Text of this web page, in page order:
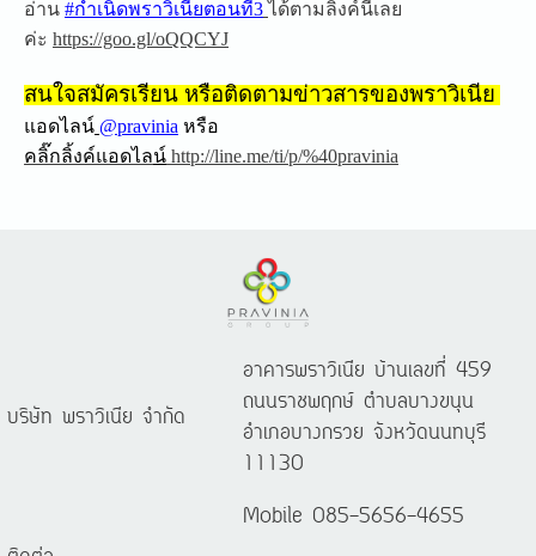
อ่าน #กำเนิดพราวิเนียตอนที่3 ได้ตามลิ้งค์นี้เลย
ค่ะ https://goo.gl/oQQCYJ
สนใจสมัครเรียน หรือติดตามข่าวสารของพราวิเนีย
แอดไลน์ @pravinia หรือ
คลิ๊กลิ้งค์แอดไลน์ http://line.me/ti/p/%40pravinia
บริษัท พราวิเนีย จำกัด
อาคารพราวิเนีย บ้านเลขที่ 459
ถนนราชพฤกษ์ ตำบลบางขนุน
อำเภอบางกรวย จังหวัดนนทบุรี
11130
Mobile 085-5656-4655